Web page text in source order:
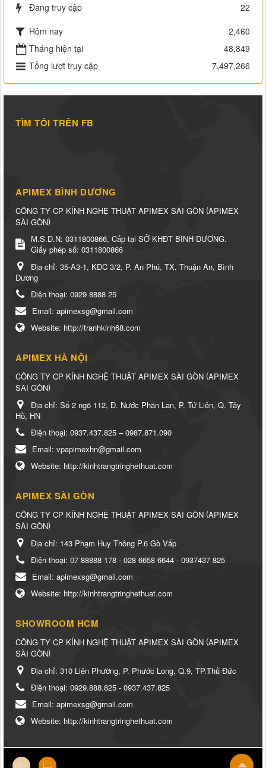
Đang truy cập
22
Hôm nay
2,460
Tháng hiện tại
48,849
Tổng lượt truy cập
7,497,266
TÌM TÔI TRÊN FB
APIMEX BÌNH DƯƠNG
CÔNG TY CP KÍNH NGHỆ THUẬT APIMEX SÀI GÒN (APIMEX
SÀI GÒN)
M.S.D.N: 0311800866, Cấp tại SỞ KHĐT BÌNH DƯƠNG.
Giấy phép số: 0311800866
Địa chỉ: 35-A3-1, KDC 3/2, P. An Phú, TX. Thuận An, Bình
Dương
Điện thoại: 0929 8888 25
Email: apimexsg@gmail.com
Website: http://tranhkinh68.com
APIMEX HÀ NỘI
CÔNG TY CP KÍNH NGHỆ THUẬT APIMEX SÀI GÒN (APIMEX
SÀI GÒN)
Địa chỉ: Số 2 ngõ 112, Đ. Nước Phần Lan, P. Tứ Liên, Q. Tây
Hồ, HN
Điện thoại: 0937.437.825 – 0987.871.090
Email: vpapimexhn@gmail.com
Website: http://kinhtrangtringhethuat.com
APIMEX SÀI GÒN
CÔNG TY CP KÍNH NGHỆ THUẬT APIMEX SÀI GÒN (APIMEX
SÀI GÒN)
Địa chỉ: 143 Phạm Huy Thông P.6 Gò Vấp
Điện thoại: 07 88888 178 - 028 6658 6644 - 0937437 825
Email: apimexsg@gmail.com
Website: http://kinhtrangtringhethuat.com
SHOWROOM HCM
CÔNG TY CP KÍNH NGHỆ THUẬT APIMEX SÀI GÒN (APIMEX
SÀI GÒN)
Địa chỉ: 310 Liên Phường, P. Phước Long, Q.9, TP.Thủ Đức
Điện thoại: 0929.888.825 - 0937.437.825
Email: apimexsg@gmail.com
Website: http://kinhtrangtringhethuat.com